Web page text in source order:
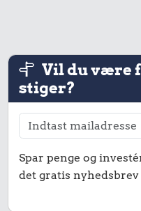
Vil du være
stiger?
Spar penge og
det gratis